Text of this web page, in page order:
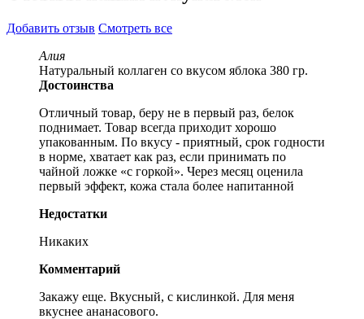
Добавить отзыв Смотреть все
Алия
Натуральный коллаген со вкусом яблока 380 гр.
Достоинства
Отличный товар, беру не в первый раз, белок
поднимает. Товар всегда приходит хорошо
упакованным. По вкусу - приятный, срок годности
в норме, хватает как раз, если принимать по
чайной ложке «с горкой». Через месяц оценила
первый эффект, кожа стала более напитанной
Недостатки
Никаких
Комментарий
Закажу еще. Вкусный, с кислинкой. Для меня
вкуснее ананасового.